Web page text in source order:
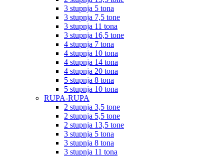
3 stupnja 5 tona
3 stupnja 7,5 tone
3 stupnja 11 tona
3 stupnja 16,5 tone
4 stupnja 7 tona
4 stupnja 10 tona
4 stupnja 14 tona
4 stupnja 20 tona
5 stupnja 8 tona
5 stupnja 10 tona
RUPA-RUPA
2 stupnja 3,5 tone
2 stupnja 5,5 tone
2 stupnja 13,5 tone
3 stupnja 5 tona
3 stupnja 8 tona
3 stupnja 11 tona